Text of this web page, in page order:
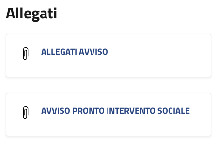
Allegati
ALLEGATI AVVISO
AVVISO PRONTO INTERVENTO SOCIALE